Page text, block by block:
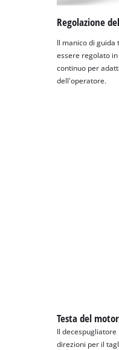
Regolazione
Il manico di guida
essere regolato
continuo per
dell'operatore.
Testa del
Il decespugliatore
direzioni per il